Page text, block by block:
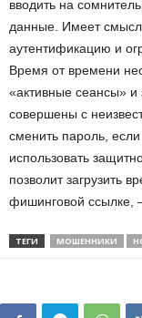
вводить на
данные. Имеет смысл
аутентификацию и
Время от времени
«активные сеансы»
совершены с
сменить пароль,
использовать
позволит загрузить
фишинговой ссылке,
ТЕГИ МОШЕННИКИ